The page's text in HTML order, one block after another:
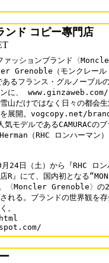
ンド コピー專門店
ッションブランド〈
Grenoble（モンクレール
るフランス・グルノーブル
ンに、
山だけではなく日々の都会
を展開。vogcopy.net/
モデルであるCAMURACの
（RHC ロンハーマン
24日（土）から『RHC ロ
R』にて、国内初となる
〈Moncler Grenoble〉の
れる。ブランドの世界観を
。